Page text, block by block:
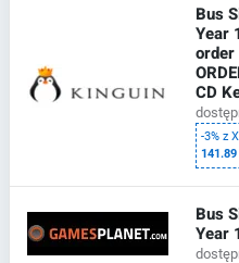
Bus
Year
order
CD
-3% z
141.89
Bus
Year